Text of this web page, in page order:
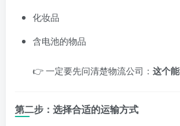
化妆品
含电池的物品
👉 一定要先问清楚物流公司： 这个
第二步：选择合适的运输方式